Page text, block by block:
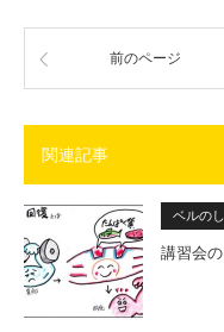
前のページ
関連記事
ベルの
講習会